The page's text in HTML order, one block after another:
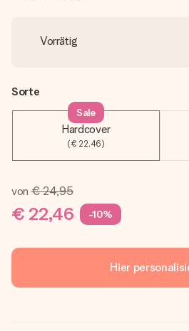
Vorrätig
Sorte
Hardcover
(€ 22,46)
Sale
von € 24,95
€ 22,46 -10%
Hier